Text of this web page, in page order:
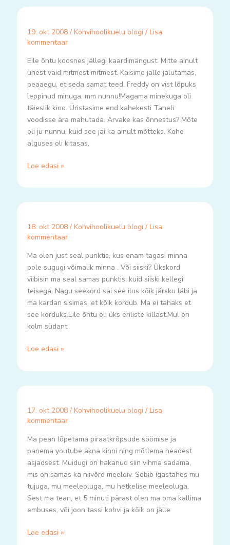
19. okt 2008 / Kohvihoolikuelu blogi / Lisa
kommentaar
Eile õhtu koosnes jällegi kaardimängust. Mitte ainult
ühest vaid mitmest mitmest. Käisime jälle jalutamas,
peaaegu, et seda samat teed. Freddy on vist lõpuks
leppinud minuga, mm nunnu!Magama minekuga oli
täieslik kino. Üristasime end kahekesti Taneli
voodisse ära mahutada. Arvake kas õnnestus? Mõte
oli ju nunnu, kuid see jäi ka ainult mõtteks. Kohe
alguses oli kitasas,
Loe edasi »
18. okt 2008 / Kohvihoolikuelu blogi / Lisa
kommentaar
Ma olen just seal punktis, kus enam tagasi minna
pole sugugi võimalik minna . Või siiski? Ükskord
viibisin ma seal samas punktis, kuid siiski kellegi
teisega. Nagu seekord sai see ilus kõik järsku läbi ja
ma kardan sisimas, et kõik kordub. Ma ei tahaks et
see korduks.Eile õhtu oli üks eriliste killast.Mul on
kolm südant
Loe edasi »
17. okt 2008 / Kohvihoolikuelu blogi / Lisa
kommentaar
Ma pean lõpetama piraatkrõpsude söömise ja
panema youtube akna kinni ning mõtlema headest
asjadsest. Muidugi on hakanud siin vihma sadama,
mis on samas ka niivõrd meeldiv. Sobib igastahes mu
tujuga, mu meeleoluga, mu hetkelise meeleoluga.
Sest ma tean, et 5 minuti pärast olen ma oma kallima
embuses, või joon tassi kohvi ja kõik on jälle
Loe edasi »